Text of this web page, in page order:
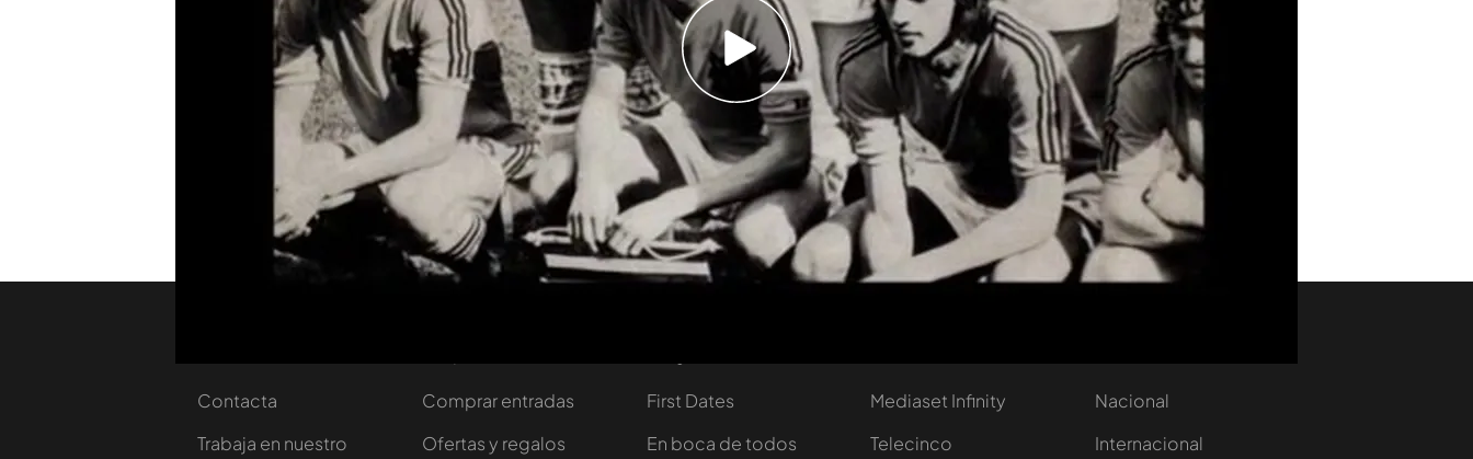
juvenil y pasaba al primer equipo eso había que ajustarlo de alguna manera.
Acompañado de mi suegro les dije a los dirigentes que no me trataban
bien, que no era justo que me pagasen como un juvenil y jugase en el
primer equipo”, le cuenta a Risto. También le explicó porque se quitó una
de las rayas de la camiseta Adidas en el Mundial 74.
Viajando con Chester Temporada 3
Contacta
Trabaja en nuestro
Comprar entradas
Ofertas y regalos
First Dates
En boca de todos
Mediaset Infinity
Telecinco
Nacional
Internacional